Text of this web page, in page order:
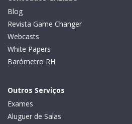
Blog
Revista Game Changer
Webcasts
White Papers
Barómetro RH
Outros Serviços
Exames
Aluguer de Salas